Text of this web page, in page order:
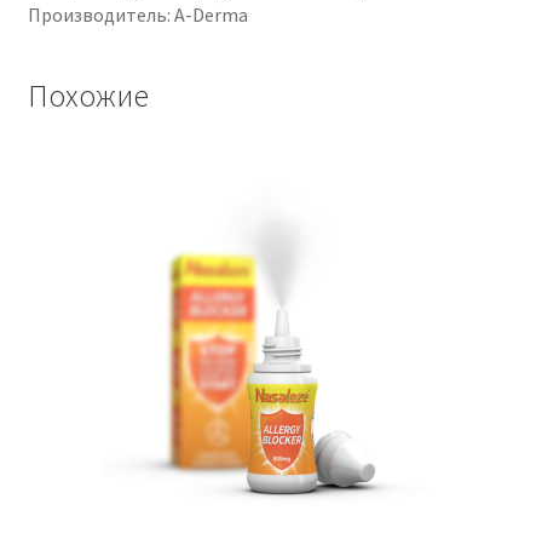
Производитель: A-Derma
Похожие